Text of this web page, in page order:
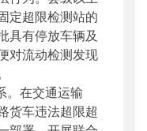
定超限检测站的
具有停放车辆及
对流动检测发现
在交通运输
货车违法超限超